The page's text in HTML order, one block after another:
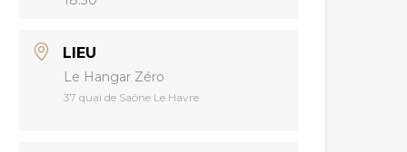
LIEU
Le Hangar Zéro
37 quai de Saône Le Havre